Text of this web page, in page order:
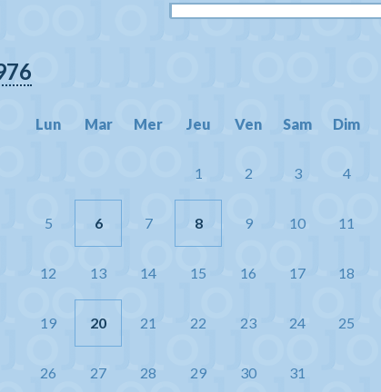
Lun Mar Mer Jeu Ven Sam Dim
1 2 3 4
5 6 7 8 9 10 11
12 13 14 15 16 17 18
19 20 21 22 23 24 25
26 27 28 29 30 31